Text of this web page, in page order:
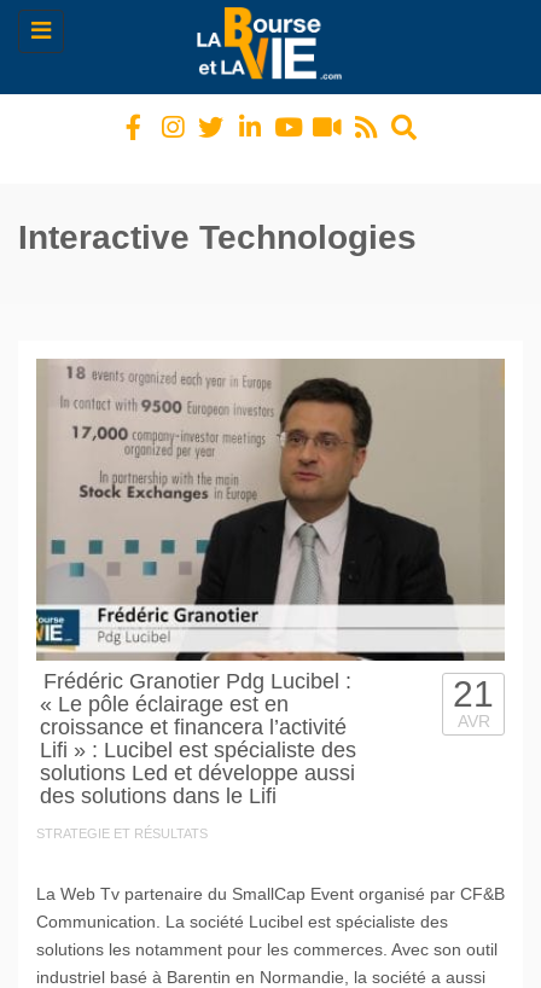
Toggle
navigation
Interactive Technologies
Frédéric Granotier Pdg Lucibel :
« Le pôle éclairage est en
croissance et financera l’activité
Lifi » : Lucibel est spécialiste des
solutions Led et développe aussi
des solutions dans le Lifi
STRATEGIE ET RÉSULTATS
21
AVR
La Web Tv partenaire du SmallCap Event organisé par CF&B
Communication. La société Lucibel est spécialiste des
solutions les notamment pour les commerces. Avec son outil
industriel basé à Barentin en Normandie, la société a aussi